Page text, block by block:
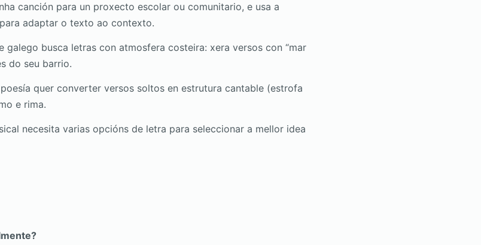
canción para un proxecto escolar ou comunitario, e usa a
adaptar o texto ao contexto.
galego busca letras con atmosfera costeira: xera versos con “mar
do seu barrio.
quer converter versos soltos en estrutura cantable (estrofa
e rima.
necesita varias opcións de letra para seleccionar a mellor idea